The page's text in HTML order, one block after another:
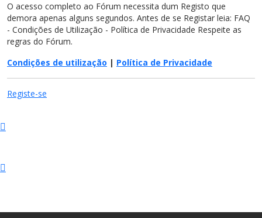
O acesso completo ao Fórum necessita dum Registo que
demora apenas alguns segundos. Antes de se Registar leia: FAQ
- Condições de Utilização - Política de Privacidade Respeite as
regras do Fórum.
Condições de utilização | Política de Privacidade
Registe-se